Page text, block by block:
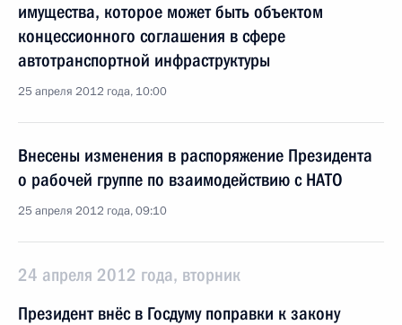
имущества, которое может быть объектом
концессионного соглашения в сфере
автотранспортной инфраструктуры
25 апреля 2012 года, 10:00
Внесены изменения в распоряжение Президента
о рабочей группе по взаимодействию с НАТО
25 апреля 2012 года, 09:10
24 апреля 2012 года, вторник
Президент внёс в Госдуму поправки к закону